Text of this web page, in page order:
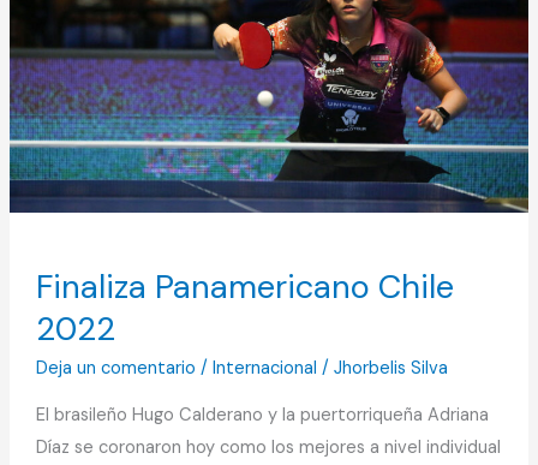
Finaliza Panamericano Chile
2022
Deja un comentario / Internacional / Jhorbelis Silva
El brasileño Hugo Calderano y la puertorriqueña Adriana
Díaz se coronaron hoy como los mejores a nivel individual
2022